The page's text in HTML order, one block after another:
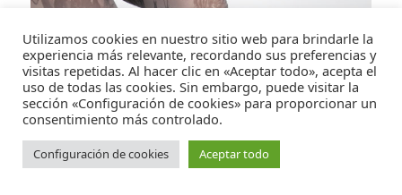
Utilizamos cookies en nuestro sitio web para brindarle la
experiencia más relevante, recordando sus preferencias y
visitas repetidas. Al hacer clic en «Aceptar todo», acepta el
uso de todas las cookies. Sin embargo, puede visitar la
sección «Configuración de cookies» para proporcionar un
consentimiento más controlado.
Configuración de cookies Aceptar todo